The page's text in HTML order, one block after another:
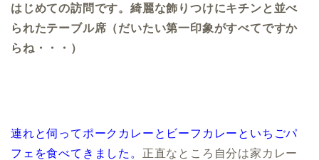
はじめての訪問です。綺麗な飾りつけにキチンと並べ
られたテーブル席（だいたい第一印象がすべてですか
らね・・・）
連れと伺ってポークカレーとビーフカレーといちごパ
フェを食べてきました。 正直なところ自分は家カレー